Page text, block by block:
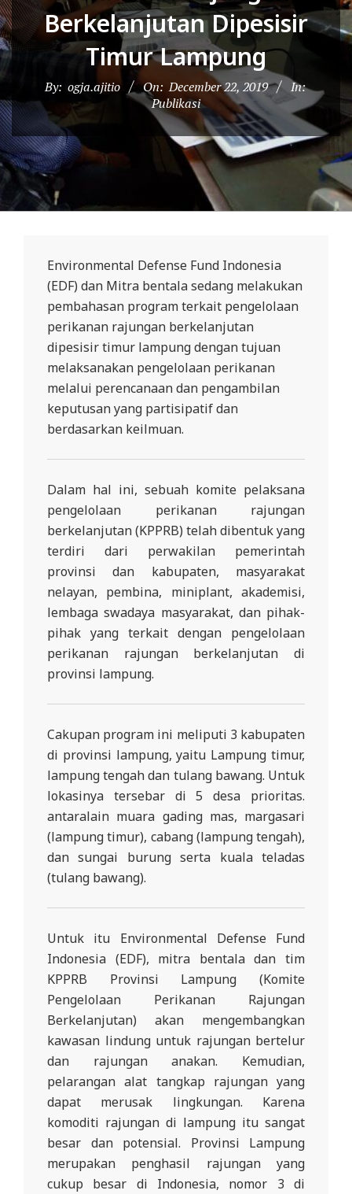
D
O
N
S
I
A
-
W
Berkelanjutan Dipesisir
Timur Lampung
By: ogja.ajitio On: December 22, 2019
In:
Publikasi
Environmental Defense Fund Indonesia
(EDF) dan Mitra bentala sedang melakukan
pembahasan program terkait pengelolaan
perikanan rajungan berkelanjutan
dipesisir timur lampung dengan tujuan
melaksanakan pengelolaan perikanan
melalui perencanaan dan pengambilan
keputusan yang partisipatif dan
berdasarkan keilmuan.
Dalam hal ini, sebuah komite pelaksana
pengelolaan perikanan rajungan
berkelanjutan (KPPRB) telah dibentuk yang
terdiri dari perwakilan pemerintah
provinsi dan kabupaten, masyarakat
nelayan, pembina, miniplant, akademisi,
lembaga swadaya masyarakat, dan pihak-
pihak yang terkait dengan pengelolaan
perikanan rajungan berkelanjutan di
provinsi lampung.
Cakupan program ini meliputi 3 kabupaten
di provinsi lampung, yaitu Lampung timur,
lampung tengah dan tulang bawang. Untuk
lokasinya tersebar di 5 desa prioritas.
antaralain muara gading mas, margasari
(lampung timur), cabang (lampung tengah),
dan sungai burung serta kuala teladas
(tulang bawang).
Untuk itu Environmental Defense Fund
Indonesia (EDF), mitra bentala dan tim
KPPRB Provinsi Lampung (Komite
Pengelolaan Perikanan Rajungan
Berkelanjutan) akan mengembangkan
kawasan lindung untuk rajungan bertelur
dan rajungan anakan. Kemudian,
pelarangan alat tangkap rajungan yang
dapat merusak lingkungan. Karena
komoditi rajungan di lampung itu sangat
besar dan potensial. Provinsi Lampung
merupakan penghasil rajungan yang
cukup besar di Indonesia, nomor 3 di